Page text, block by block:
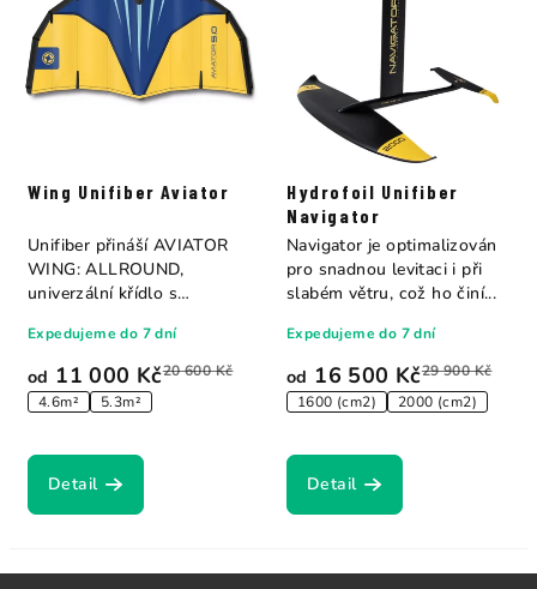
Wing Unifiber Aviator
od 11 000 Kč20 600 Kč
4.6m² 5.3m²
Expedujeme do 7 dní
Detail
Unifiber přináší AVIATOR
WING: ALLROUND,
univerzální křídlo s
Hydrofoil Unifiber
Navigator
od 16 500 Kč29 900 Kč
1600 (cm2) 2000 (cm2)
Expedujeme do 7 dní
Detail
Navigator je optimalizován
pro snadnou levitaci i při
slabém větru, což ho činí...